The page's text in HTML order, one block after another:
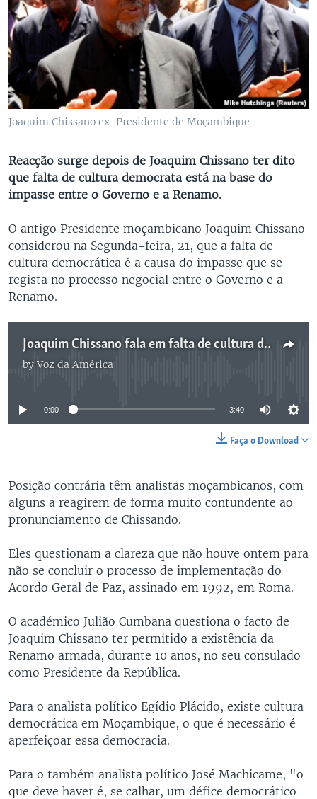
Joaquim Chissano ex-Presidente de Moçambique
Reacção surge depois de Joaquim Chissano ter dito
que falta de cultura democrata está na base do
impasse entre o Governo e a Renamo.
O antigo Presidente moçambicano Joaquim Chissano
considerou na Segunda-feira, 21, que a falta de
cultura democrática é a causa do impasse que se
regista no processo negocial entre o Governo e a
Renamo.
Joaquim Chissano fala em falta de cultura democrática em Moçambique, analistas contradizem
byVoz da América
No media source currently available
0:00 3:40
Faça o Download
Posição contrária têm analistas moçambicanos, com
alguns a reagirem de forma muito contundente ao
pronunciamento de Chissando.
Eles questionam a clareza que não houve ontem para
não se concluir o processo de implementação do
Acordo Geral de Paz, assinado em 1992, em Roma.
O académico Julião Cumbana questiona o facto de
Joaquim Chissano ter permitido a existência da
Renamo armada, durante 10 anos, no seu consulado
como Presidente da República.
Para o analista político Egídio Plácido, existe cultura
democrática em Moçambique, o que é necessário é
aperfeiçoar essa democracia.
Para o também analista político José Machicame, "o
que deve haver é, se calhar, um défice democrático